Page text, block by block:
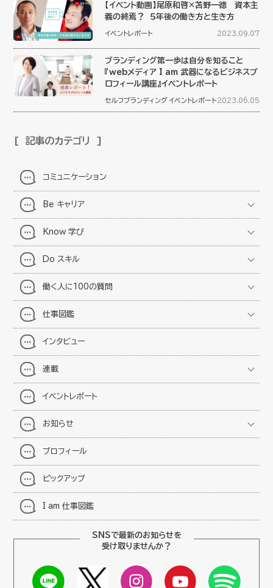
【イベント動画】尾原和啓×苫野一徳 資本主
義の終焉？ ５年後の働き方と生き方
イベントレポート 2023.09.07
ブランディング第一歩は自分を知ること
『webメディア I am 武器になるビジネスプ
ロフィール講座』イベントレポート
セルフブランディング イベントレポート 2023.06.05
記事のカテゴリ
コミュニケーション
Be キャリア
Know 学び
Do スキル
働く人に100の質問
仕事図鑑
インタビュー
連載
イベントレポート
お知らせ
プロフィール
ピックアップ
I am 仕事図鑑
SNSで最新のお知らせを
受け取りませんか？